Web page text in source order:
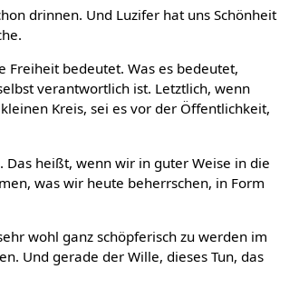
drinnen. Und Luzifer hat uns Schönheit
Freiheit bedeutet. Was es bedeutet,
verantwortlich ist. Letztlich, wenn
Kreis, sei es vor der Öffentlichkeit,
Das heißt, wenn wir in guter Weise in die
was wir heute beherrschen, in Form
wohl ganz schöpferisch zu werden im
Und gerade der Wille, dieses Tun, das